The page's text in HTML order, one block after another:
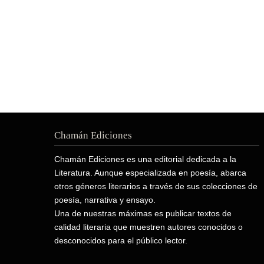
Chamán Ediciones
Chamán Ediciones es una editorial dedicada a la
Literatura. Aunque especializada en poesía, abarca
otros géneros literarios a través de sus colecciones de
poesía, narrativa y ensayo.
Una de nuestras máximas es publicar textos de
calidad literaria que muestren autores conocidos o
desconocidos para el público lector.